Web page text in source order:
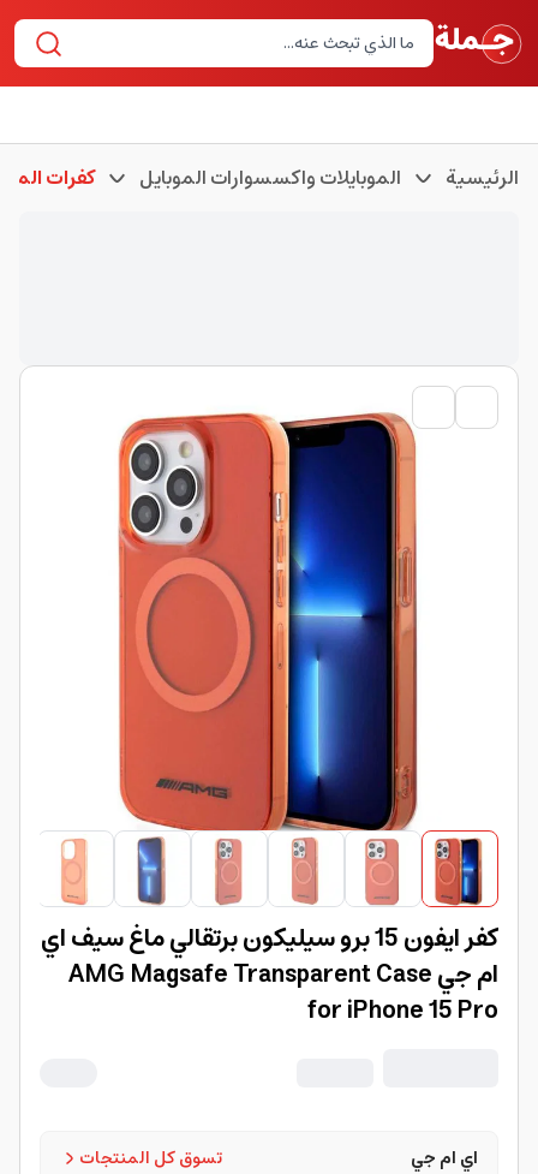
الرئيسية الموبايلات واكسسوارات الموبايل كفرات
كفر ايفون 15 برو سيليكون برتقالي ماغ سيف اي
ام جي AMG Magsafe Transparent Case
for iPhone 15 Pro
تسوق كل المنتجات اي ام جي